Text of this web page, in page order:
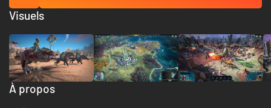
À propos
Visuels